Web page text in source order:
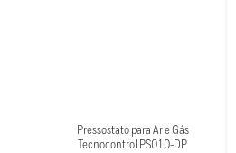
Pressostato para Ar e Gás
Tecnocontrol PS010-DP